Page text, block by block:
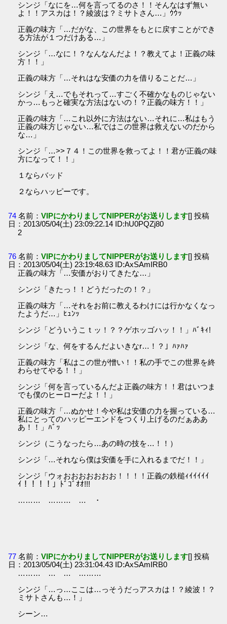
シンジ「なにを…何を言ってるのさ！！そんなはず無い
よ！！アスカは！？綾波は？ミサトさん…」ｳｳｯ
正義の味方「…だがな、この世界をもとに戻すことができ
る方法が１つだけある…」
シンジ「…なに！？なんなんだよ！？教えてよ！正義の味
方！！」
正義の味方「…それはな安価の力を借りることだ…」
シンジ「え…でもそれって…すごく不確かなものじゃない
かっ…もっと確実な方法はないの！？正義の味方！！」
正義の味方「…これ以外に方法はない…それに…私はもう
正義の味方じゃない…私ではこの世界は救えないのだから
な…」
シンジ「…>>７４！この世界を救ってよ！！君が正義の味
方になって！！」
１ならバッド
２ならハッピーです。
74 名前：VIPにかわりましてNIPPERがお送りします[] 投稿
日：2013/05/04(土) 23:09:22.14 ID:hU0PQZj80
2
76 名前：VIPにかわりましてNIPPERがお送りします[] 投稿
日：2013/05/04(土) 23:19:48.63 ID:AxSAmIRB0
正義の味方「…安価がおりてきたな…」
シンジ「きたっ！！どうだったの！？」
正義の味方「…それをお前に教えるわけには行かなくなっ
たようだ…」ﾋｭﾝｯ
シンジ「どういうこｔッ！？？ゲホッゴハッ！！」ﾊﾞｷｨ!
シンジ「な、何をするんだよいきなr…！？」ﾊｧﾊｧ
正義の味方「私はこの世が憎い！！私の手でこの世界を終
わらせてやる！！」
シンジ「何を言っているんだよ正義の味方！！君はいつま
でも僕のヒーローだよ！！」
正義の味方「…ぬかせ！今や私は安価の力を握っている…
私にとってのハッピーエンドをつくり上げるのだぁああ
あ！！」ﾊﾞｯ
シンジ（こうなったら…あの時の技を…！！）
シンジ「…それなら僕は安価を手に入れるまでだ！！」
シンジ「ウォおおおおおおお！！！！正義の鉄槌ｨｲｲｲｲｲ
ｲ！！！！」ﾄﾞｺﾞｵｵ!!!
……… ……… … ・
77 名前：VIPにかわりましてNIPPERがお送りします[] 投稿
日：2013/05/04(土) 23:31:04.43 ID:AxSAmIRB0
……… … … ………
シンジ「…っ…ここは…っそうだっアスカは！？綾波！？
ミサトさんも…！」
シーン…